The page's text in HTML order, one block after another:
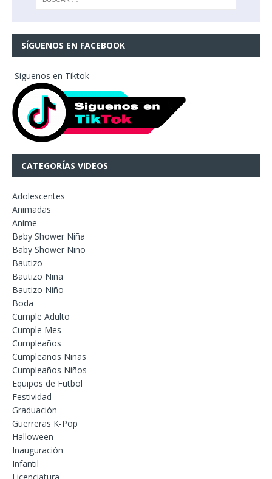
SÍGUENOS EN FACEBOOK
Siguenos en Tiktok
CATEGORÍAS VIDEOS
Adolescentes
Animadas
Anime
Baby Shower Niña
Baby Shower Niño
Bautizo
Bautizo Niña
Bautizo Niño
Boda
Cumple Adulto
Cumple Mes
Cumpleaños
Cumpleaños Niñas
Cumpleaños Niños
Equipos de Futbol
Festividad
Graduación
Guerreras K-Pop
Halloween
Inauguración
Infantil